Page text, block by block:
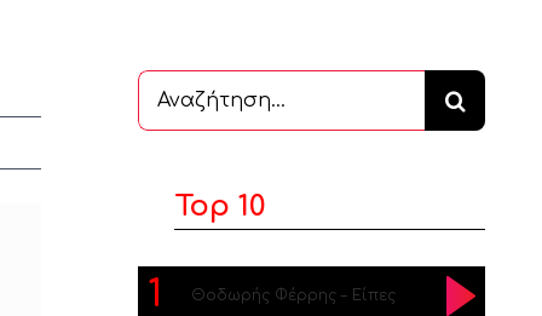
Αναζήτηση
...
Top 10
1 Θοδωρής Φέρρης – Είπες